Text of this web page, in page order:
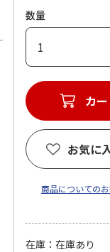
数量
カ
お気に
商品についての
在庫：在庫あり